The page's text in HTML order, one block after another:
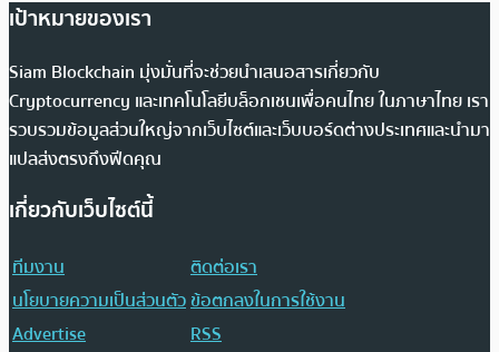
เป้าหมายของเรา
Siam Blockchain มุ่งมั่นที่จะช่วยนำเสนอสารเกี่ยวกับ
Cryptocurrency และเทคโนโลยีบล็อกเชนเพื่อคนไทย ในภาษาไทย เรา
รวบรวมข้อมูลส่วนใหญ่จากเว็บไซต์และเว็บบอร์ดต่างประเทศและนำมา
แปลส่งตรงถึงฟีดคุณ
เกี่ยวกับเว็บไซต์นี้
ทีมงาน
ติดต่อเรา
นโยบายความเป็นส่วนตัวข้อตกลงในการใช้งาน
Advertise
RSS